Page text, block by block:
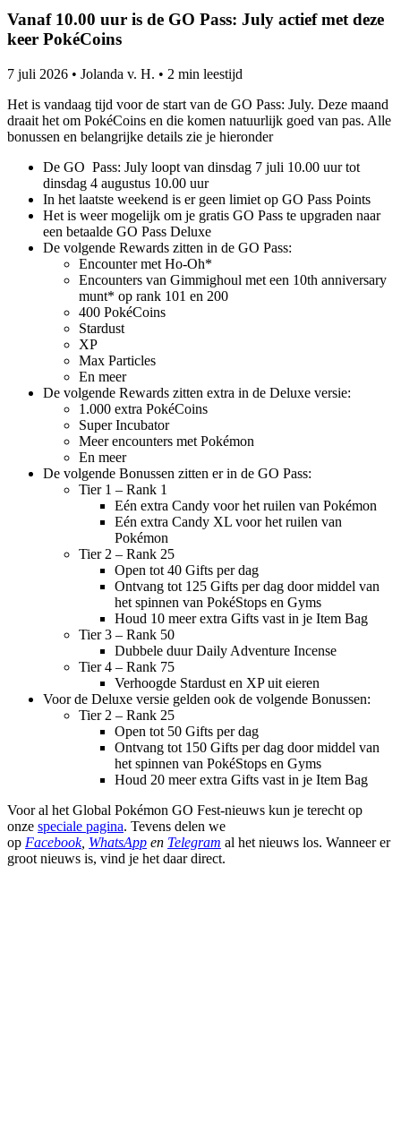
Vanaf 10.00 uur is de GO Pass: July actief met deze
keer PokéCoins
7 juli 2026 • Jolanda v. H. • 2 min leestijd
Het is vandaag tijd voor de start van de GO Pass: July. Deze maand
draait het om PokéCoins en die komen natuurlijk goed van pas. Alle
bonussen en belangrijke details zie je hieronder
De GO Pass: July loopt van dinsdag 7 juli 10.00 uur tot
dinsdag 4 augustus 10.00 uur
In het laatste weekend is er geen limiet op GO Pass Points
Het is weer mogelijk om je gratis GO Pass te upgraden naar
een betaalde GO Pass Deluxe
De volgende Rewards zitten in de GO Pass:
Encounter met Ho-Oh*
Encounters van Gimmighoul met een 10th anniversary
munt* op rank 101 en 200
400 PokéCoins
Stardust
XP
Max Particles
En meer
De volgende Rewards zitten extra in de Deluxe versie:
1.000 extra PokéCoins
Super Incubator
Meer encounters met Pokémon
En meer
De volgende Bonussen zitten er in de GO Pass:
Tier 1 – Rank 1
Eén extra Candy voor het ruilen van Pokémon
Eén extra Candy XL voor het ruilen van
Pokémon
Tier 2 – Rank 25
Open tot 40 Gifts per dag
Ontvang tot 125 Gifts per dag door middel van
het spinnen van PokéStops en Gyms
Houd 10 meer extra Gifts vast in je Item Bag
Tier 3 – Rank 50
Dubbele duur Daily Adventure Incense
Tier 4 – Rank 75
Verhoogde Stardust en XP uit eieren
Voor de Deluxe versie gelden ook de volgende Bonussen:
Tier 2 – Rank 25
Open tot 50 Gifts per dag
Ontvang tot 150 Gifts per dag door middel van
het spinnen van PokéStops en Gyms
Houd 20 meer extra Gifts vast in je Item Bag
Voor al het Global Pokémon GO Fest-nieuws kun je terecht op
onze speciale pagina. Tevens delen we
op Facebook, WhatsApp en Telegram al het nieuws los. Wanneer er
groot nieuws is, vind je het daar direct.